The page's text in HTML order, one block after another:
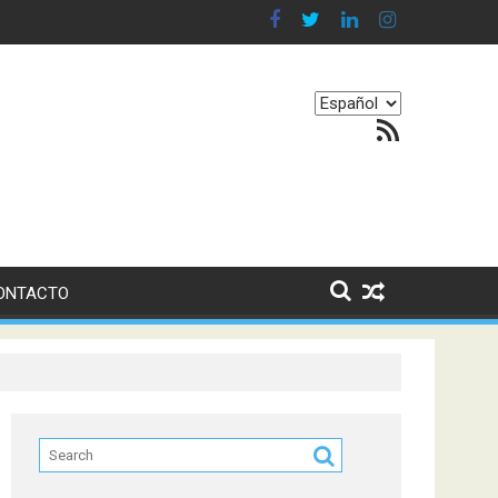
nuestro equilibrio emocional
Elegir
Feed RSS